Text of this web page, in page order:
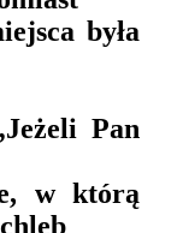
była
Pan
w którą